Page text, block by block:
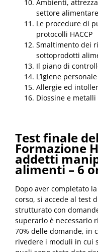
Ambienti,
settore alimentare
Le procedure di
protocolli HACCP
Smaltimento dei
sottoprodotti
Il piano di
L’igiene personale
Allergie ed
Diossine e
Test finale
Formazione
addetti
alimenti – 6
Dopo aver completato
corso, si accede al test
strutturato con
superarlo è necessario
70% delle domande, in
rivedere i moduli in cui